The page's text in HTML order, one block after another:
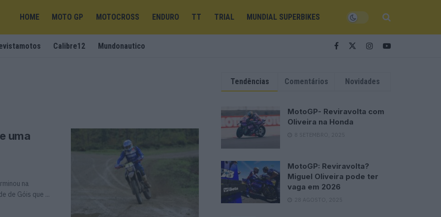
HOME MOTO GP MOTOCROSS ENDURO TT TRIAL MUNDIAL SUPERBIKES
Calibre12 Mundonautico
uma
na
de Góis que ...
Tendências Comentários Novidades
MotoGP- Reviravolta com
Oliveira na Honda
8 SETEMBRO, 2025
MotoGP: Reviravolta?
Miguel Oliveira pode ter
vaga em 2026
28 AGOSTO, 2025